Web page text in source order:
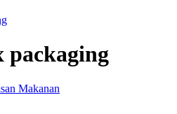
packaging
Makanan